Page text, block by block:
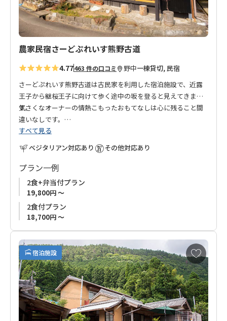
農家民宿さーどぷれいす熊野古道
4.77463 件の口コミ 野中一棟貸切, 民宿
さーどぷれいす熊野古道は古民家を利用した宿泊施設で、近露
王子から継桜王子に向けて歩く途中の坂を登ると見えてきま
す。
さーどぷれいすとは、1st自宅、2nd職場や学校といったこれら
の日常に属する場所とは違う居心地のいい第３の場所を意味し
ます。
趣のある古い木の古民家は日本の美を感じるアンティークや調
度品で整えられ落ち着いた佇まい。ゆったりとした山の時間を
過ごしていただけます。
気さくなオーナーの情熱こもったおもてなしは心に残ること間
違いなしです。
熊野古道歩きに、和歌山の田舎ライフ体験に、ご利用くださ
い。
◆チェックイン・お食事場所のお知らせ◆
チェックインのお手続き、お食事ご提供はレセプション「さー
どぷれいす Chaya4」にて行います。
詳細は掲載画像をご確認ください。
できません。
６月・７月・８月・12月・１月・２月の期間のみ１名様での
ご予約可。
すべて見る
ベジタリアン対応あり
その他対応あり
プラン一例
2食+弁当付プラン
19,800円 ～
2食付プラン
18,700円 ～
宿泊施設
お
気
に
入
り
に
追